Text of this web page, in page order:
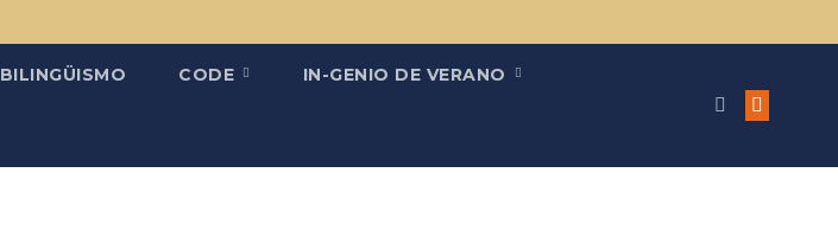
BILINGÜISMO CODE IN-GENIO DE VERANO